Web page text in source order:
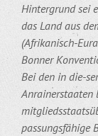
Hintergrund sei
das Land aus
(Afrikanisch-
Bonner
Bei den in die-
Anrainerstaaten
passungsfähige